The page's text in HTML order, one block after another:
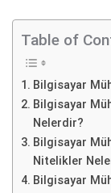
Table of
Bilgisayar
Bilgisayar
Nelerdir?
Bilgisayar
Nitelikler
Bilgisayar